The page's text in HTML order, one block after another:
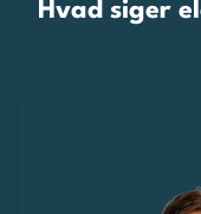
Hvad siger